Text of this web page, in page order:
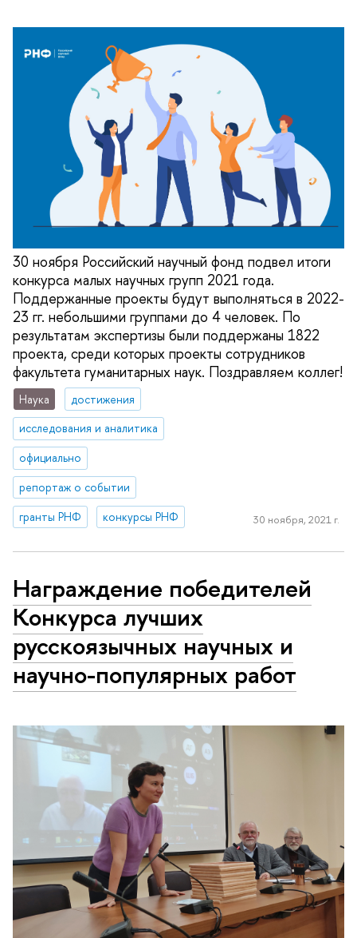
30 ноября Российский научный фонд подвел итоги
конкурса малых научных групп 2021 года.
Поддержанные проекты будут выполняться в 2022-
23 гг. небольшими группами до 4 человек. По
результатам экспертизы были поддержаны 1822
проекта, среди которых проекты сотрудников
факультета гуманитарных наук. Поздравляем коллег!
Наука
достижения
исследования и аналитика
официально
репортаж о событии
гранты РНФ
конкурсы РНФ 30 ноября, 2021 г.
Награждение победителей
Конкурса лучших
русскоязычных научных и
научно-популярных работ